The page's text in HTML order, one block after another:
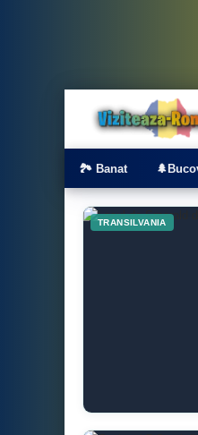
Viziteaza
🏞️ Banat
TRANSILVANIA